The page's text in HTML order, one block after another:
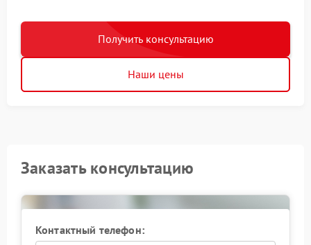
Получить консультацию
Наши цены
Заказать консультацию
Контактный телефон: